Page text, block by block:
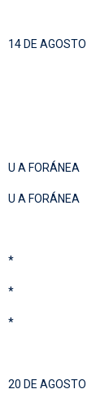
14 DE AGOSTO
U A FORÁNEA
U A FORÁNEA
*
*
*
20 DE AGOSTO